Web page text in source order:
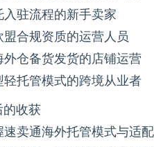
入驻流程的新手卖家
盟合规资质的运营人员
外仓备货发货的店铺运营
轻托管模式的跨境从业者
的收获
速卖通海外托管模式与适